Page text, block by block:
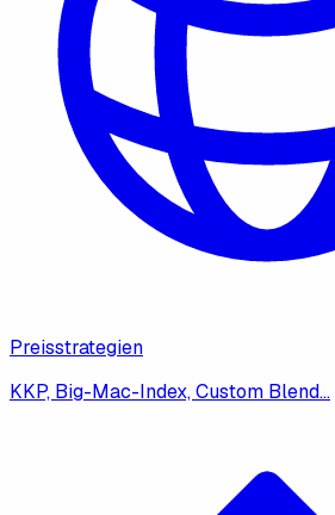
Preisstrategien
KKP, Big-Mac-Index, Custom Blend…